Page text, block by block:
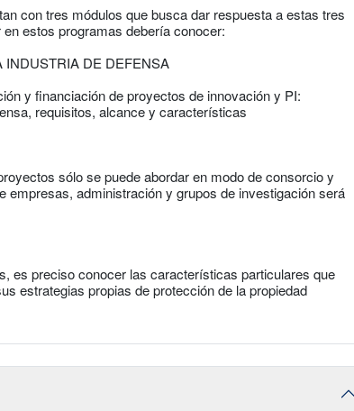
con tres módulos que busca dar respuesta a estas tres
estos programas debería conocer:
INDUSTRIA DE DEFENSA
y financiación de proyectos de innovación y PI:
requisitos, alcance y características
sólo se puede abordar en modo de consorcio y
empresas, administración y grupos de investigación será
es preciso conocer las características particulares que
estrategias propias de protección de la propiedad